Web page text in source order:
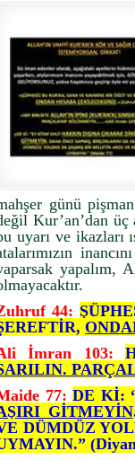
günü
Kur’an’dan
uyarı ve ikazları
yapalım,
44:
İmran 103:
77: DE Kİ:
GİTMEYİN
DÜMDÜZ